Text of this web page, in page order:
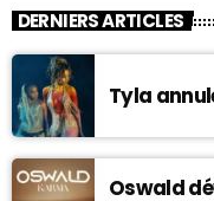
DERNIERS ARTICLES
Tyla
Oswald